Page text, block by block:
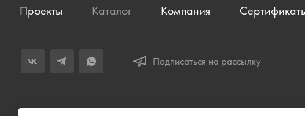
Проекты Каталог Компания
Подписаться на рассылку